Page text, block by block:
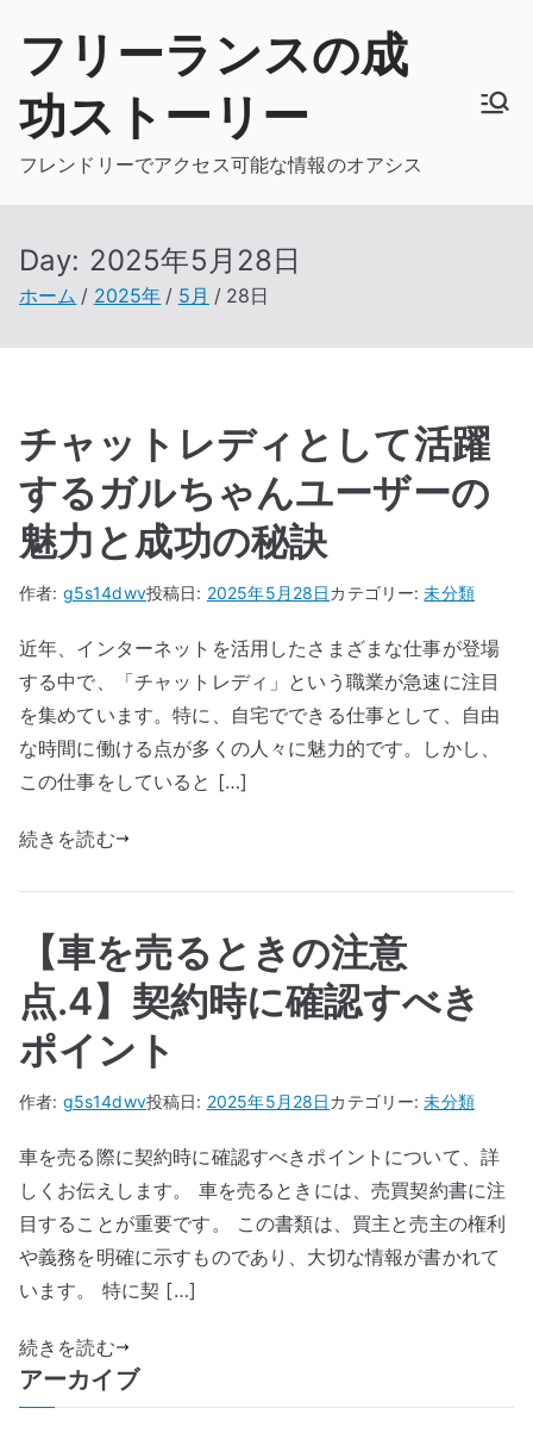
フリーランスの成
功ストーリー
フレンドリーでアクセス可能な情報のオアシス
Day: 2025年5月28日
ホーム 2025年 5月 28日
チャットレディとして活躍
するガルちゃんユーザーの
魅力と成功の秘訣
作者: g5s14dwv投稿日: 2025年5月28日カテゴリー:未分類
近年、インターネットを活用したさまざまな仕事が登場
する中で、「チャットレディ」という職業が急速に注目
を集めています。特に、自宅でできる仕事として、自由
な時間に働ける点が多くの人々に魅力的です。しかし、
この仕事をしていると […]
続きを読む
【車を売るときの注意
点.4】契約時に確認すべき
ポイント
作者: g5s14dwv投稿日: 2025年5月28日カテゴリー:未分類
車を売る際に契約時に確認すべきポイントについて、詳
しくお伝えします。 車を売るときには、売買契約書に注
目することが重要です。 この書類は、買主と売主の権利
や義務を明確に示すものであり、大切な情報が書かれて
います。 特に契 […]
続きを読む
アーカイブ